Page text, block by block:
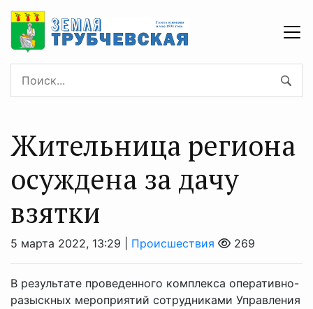
Жительница региона
осуждена за дачу
взятки
5 марта 2022, 13:29 | Происшествия 269
В результате проведенного комплекса оперативно-
разыскных мероприятий сотрудниками Управления